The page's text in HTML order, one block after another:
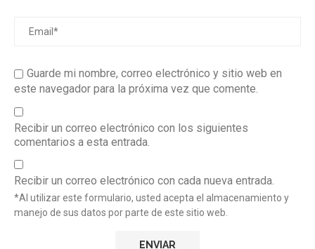
Guarde mi nombre, correo electrónico y sitio web en
este navegador para la próxima vez que comente.
Recibir un correo electrónico con los siguientes
comentarios a esta entrada.
Recibir un correo electrónico con cada nueva entrada.
*Al utilizar este formulario, usted acepta el almacenamiento y
manejo de sus datos por parte de este sitio web.